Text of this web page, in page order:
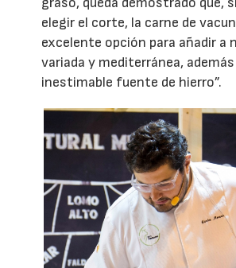
elegir el corte, la carne de
excelente opción para añadir a
variada y mediterránea, además
inestimable fuente de hierro”.